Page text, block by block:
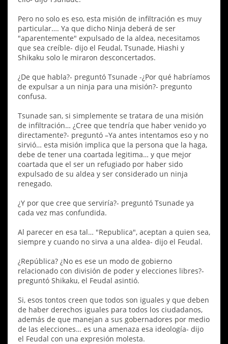
Pero no solo es eso, esta misión de infiltración es muy
particular…. Ya que dicho Ninja deberá de ser
"aparentemente" expulsado de la aldea, necesitamos
que sea creíble- dijo el Feudal, Tsunade, Hiashi y
Shikaku solo le miraron desconcertados.
¿De que habla?- preguntó Tsunade -¿Por qué habríamos
de expulsar a un ninja para una misión?- pregunto
confusa.
Tsunade san, si simplemente se tratara de una misión
de infiltración… ¿Cree que tendría que haber venido yo
directamente?- preguntó –Ya antes intentamos eso y no
sirvió… esta misión implica que la persona que la haga,
debe de tener una coartada legitima… y que mejor
coartada que el ser un refugiado por haber sido
expulsado de su aldea y ser considerado un ninja
renegado.
¿Y por que cree que serviría?- preguntó Tsunade ya
cada vez mas confundida.
Al parecer en esa tal… "Republica", aceptan a quien sea,
siempre y cuando no sirva a una aldea- dijo el Feudal.
¿República? ¿No es ese un modo de gobierno
relacionado con división de poder y elecciones libres?-
preguntó Shikaku, el Feudal asintió.
Si, esos tontos creen que todos son iguales y que deben
de haber derechos iguales para todos los ciudadanos,
además de que manejan a sus gobernadores por medio
de las elecciones… es una amenaza esa ideología- dijo
el Feudal con una expresión molesta.